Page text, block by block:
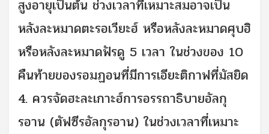
สูงอายุเป็นต้น ช่วงเวลาที่เหมาะสมอาจเป็น
หลังละหมาดตะรอเวียะฮ์ หรือหลังละหมาดศุบฮิ
หรือหลังละหมาดฟัรดู 5 เวลา ในช่วงของ 10
คืนท้ายของรอมฏอนที่มีการเอียะติกาฟที่มัสยิด
4. ควรจัดฮะละเกาะฮ์การอรรถาธิบายอัลกุ
รอาน (ตัฟซีรอัลกุรอาน) ในช่วงเวลาที่เหมาะ